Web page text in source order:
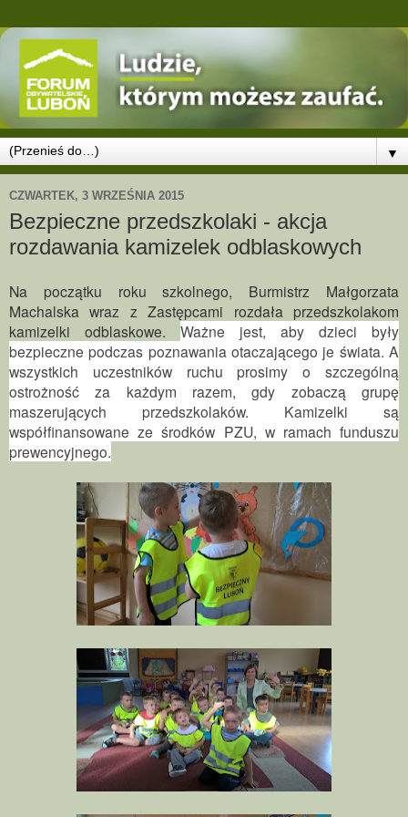
▼
CZWARTEK, 3 WRZEŚNIA 2015
Bezpieczne przedszkolaki - akcja
rozdawania kamizelek odblaskowych
Na początku roku szkolnego, Burmistrz Małgorzata
Machalska wraz z Zastępcami rozdała przedszkolakom
kamizelki odblaskowe. Ważne jest, aby dzieci były
bezpieczne podczas poznawania otaczającego je świata. A
wszystkich uczestników ruchu prosimy o szczególną
ostrożność za każdym razem, gdy zobaczą grupę
maszerujących przedszkolaków. Kamizelki są
współfinansowane ze środków PZU, w ramach funduszu
prewencyjnego.